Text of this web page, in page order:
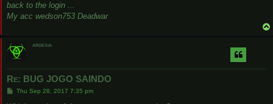
back to the login ...
My acc wedson753 Deadwar
ardesia
Re: BUG JOGO SAINDO
PThu Sep 28, 2017 7:35 pm